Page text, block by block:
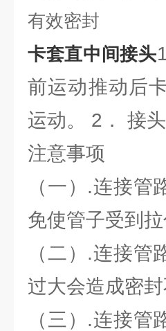
有效密封
卡套直中间接头
前运动推动后
运动。 2． 接
注意事项
（一）.连接
免使管子受到拉
（二）.连接
过大会造成密封
（三）.连接